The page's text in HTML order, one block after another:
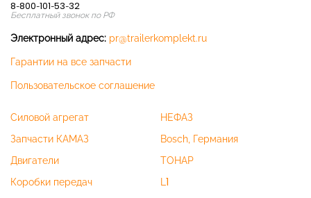
8-800-101-53-32
Бесплатный звонок по РФ
Электронный адрес: pr@trailerkomplekt.ru
Гарантии на все запчасти
Пользовательское соглашение
Силовой агрегат
Запчасти КАМАЗ
Двигатели
Коробки передач
НЕФАЗ
Bosch, Германия
ТОНАР
L1